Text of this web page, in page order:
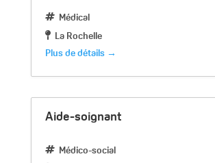
Médical
La Rochelle
Plus de détails
Aide-soignant
Médico-social